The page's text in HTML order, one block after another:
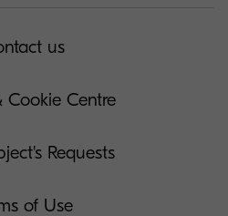
us
Cookie Centre
Requests
of Use